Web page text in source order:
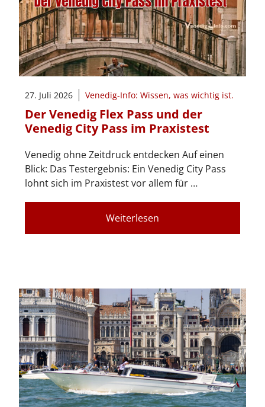
27. Juli 2026 Venedig-Info: Wissen, was wichtig ist.
Der Venedig Flex Pass und der
Venedig City Pass im Praxistest
Venedig ohne Zeitdruck entdecken Auf einen
Blick: Das Testergebnis: Ein Venedig City Pass
lohnt sich im Praxistest vor allem für …
Weiterlesen